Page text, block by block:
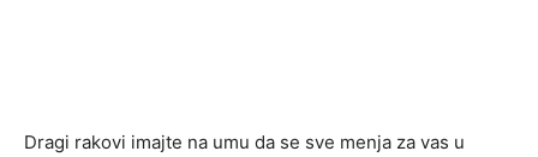
Dragi rakovi imajte na umu da se sve menja za vas u